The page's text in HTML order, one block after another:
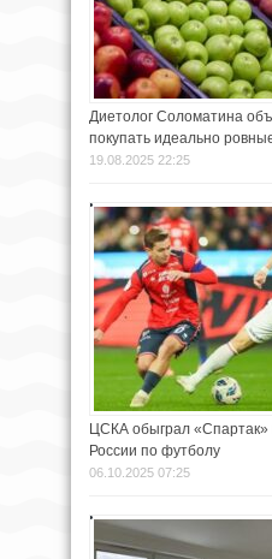
Диетолог Соломатина
покупать идеально
19.08.2025 22:25
ЦСКА обыграл «Спартак»
России по футболу
06.10.2025 07:25